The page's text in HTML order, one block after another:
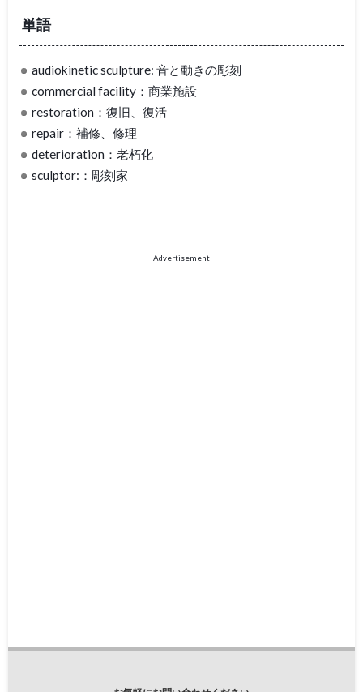
単語
audiokinetic sculpture: 音と動きの彫刻
commercial facility：商業施設
restoration：復旧、復活
repair：補修、修理
deterioration：老朽化
sculptor:：彫刻家
Advertisement